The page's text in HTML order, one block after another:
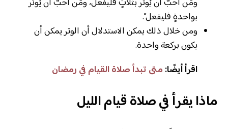
ومَن أحبَّ أن يُوتر بثلاثٍ فليفعل، ومَن أحبَّ أن يُوتر
بواحدةٍ فليفعل”.
ومن خلال ذلك يمكن الاستدلال أن الوتر يمكن أن
يكون بركعة واحدة.
اقرأ أيضًا: متى تبدأ صلاة القيام في رمضان
ماذا يقرأ في صلاة قيام الليل